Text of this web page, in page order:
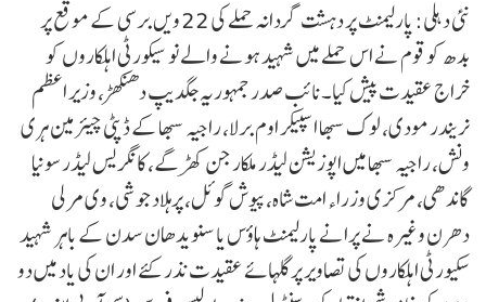
نئی دہلی: پارلیمنٹ پر دہشت گردانہ حملے کی 22 ویں برسی کے موقع پر
بدھ کو قوم نے اس حملے میں شہید ہونے والے نو سیکورٹی اہلکاروں کو
خراج عقیدت پیش کیا۔نائب صدر جمہوریہ جگدیپ دھنکھڑ، وزیر اعظم
نریندر مودی، لوک سبھا اسپیکر اوم برلا، راجیہ سبھا کے ڈپٹی چیئرمین ہری
ونش، راجیہ سبھا میں اپوزیشن لیڈر ملکارجن کھڑگے، کانگریس لیڈر سونیا
گاندھی، مرکزی وزراء امت شاہ، پیوش گوئل، پرہلاد جوشی، وی مرلی
دھرن وغیرہ نے پرانے پارلیمنٹ ہاؤس یا سنویدھان سدن کے باہر شہید
سکیورٹی اہلکاروں کی تصاویر پر گلہائے عقیدت نذر کئے اور ان کی یاد میں دو